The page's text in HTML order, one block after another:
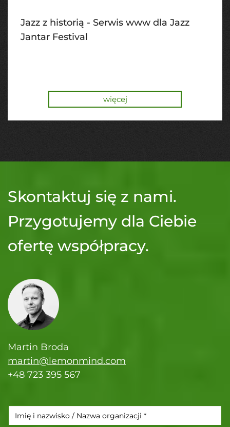
Jazz z historią - Serwis www dla Jazz
Jantar Festival
więcej
Skontaktuj się z nami.
Przygotujemy dla Ciebie
ofertę współpracy.
Martin Broda
martin@lemonmind.com
+48 723 395 567